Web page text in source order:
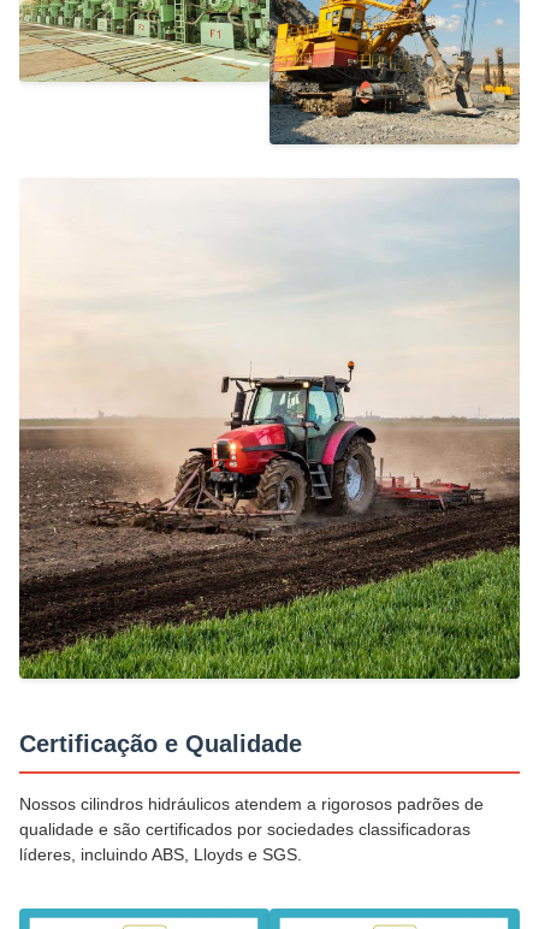
Certificação e Qualidade
Nossos cilindros hidráulicos atendem a rigorosos padrões de
qualidade e são certificados por sociedades classificadoras
líderes, incluindo ABS, Lloyds e SGS.